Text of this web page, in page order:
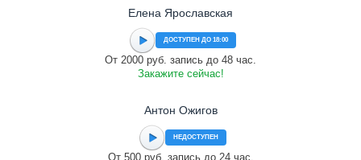
Елена Ярославская
ДОСТУПЕН ДО 18:00
От 2000 руб. запись до 48 час.
Закажите сейчас!
Антон Ожигов
НЕДОСТУПЕН
От 500 руб. запись до 24 час.